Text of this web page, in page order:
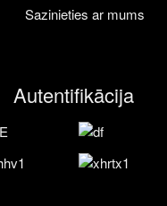
Sazinieties ar mums
Autentifikācija